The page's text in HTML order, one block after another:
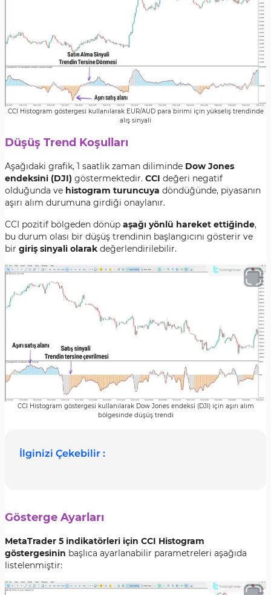
CCI Histogram göstergesi kullanılarak EUR/AUD para birimi için yükseliş trendinde
alış sinyali
Düşüş Trend Koşulları
Aşağıdaki grafik, 1 saatlik zaman diliminde Dow Jones
endeksini (DJI) göstermektedir. CCI değeri negatif
olduğunda ve histogram turuncuya döndüğünde, piyasanın
aşırı alım durumuna girdiği onaylanır.
CCI pozitif bölgeden dönüp aşağı yönlü hareket ettiğinde,
bu durum olası bir düşüş trendinin başlangıcını gösterir ve
bir giriş sinyali olarak değerlendirilebilir.
CCI Histogram göstergesi kullanılarak Dow Jones endeksi (DJI) için aşırı alım
bölgesinde düşüş trendi
İlginizi Çekebilir :
Gösterge Ayarları
MetaTrader 5 indikatörleri için CCI Histogram
göstergesinin başlıca ayarlanabilir parametreleri aşağıda
listelenmiştir: